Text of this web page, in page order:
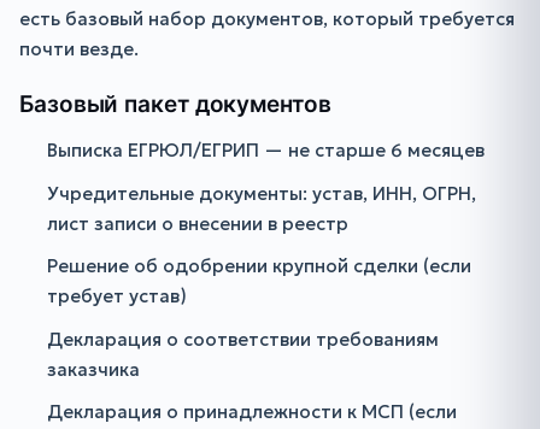
есть базовый набор документов, который требуется
почти везде.
Базовый пакет документов
Выписка ЕГРЮЛ/ЕГРИП — не старше 6 месяцев
Учредительные документы: устав, ИНН, ОГРН,
лист записи о внесении в реестр
Решение об одобрении крупной сделки (если
требует устав)
Декларация о соответствии требованиям
заказчика
Декларация о принадлежности к МСП (если